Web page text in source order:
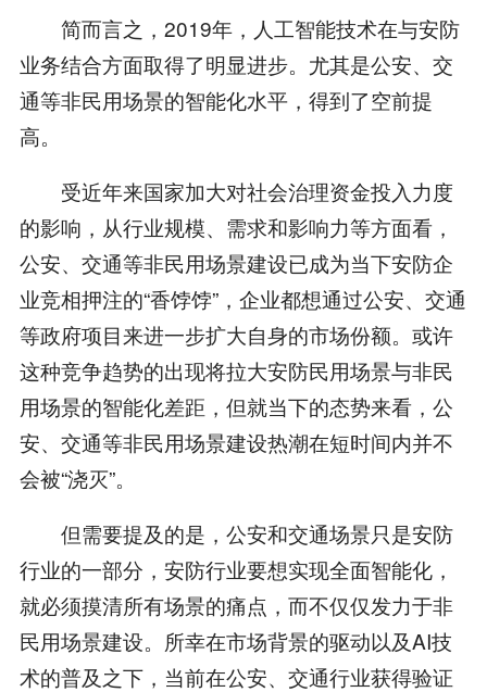
简而言之，2019年，人工智能技术在与安防
业务结合方面取得了明显进步。尤其是公安、交
通等非民用场景的智能化水平，得到了空前提
高。
受近年来国家加大对社会治理资金投入力度
的影响，从行业规模、需求和影响力等方面看，
公安、交通等非民用场景建设已成为当下安防企
业竞相押注的“香饽饽”，企业都想通过公安、交通
等政府项目来进一步扩大自身的市场份额。或许
这种竞争趋势的出现将拉大安防民用场景与非民
用场景的智能化差距，但就当下的态势来看，公
安、交通等非民用场景建设热潮在短时间内并不
会被“浇灭”。
但需要提及的是，公安和交通场景只是安防
行业的一部分，安防行业要想实现全面智能化，
就必须摸清所有场景的痛点，而不仅仅发力于非
民用场景建设。所幸在市场背景的驱动以及AI技
术的普及之下，当前在公安、交通行业获得验证